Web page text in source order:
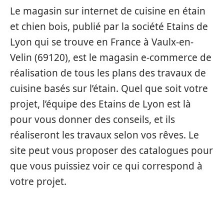
Le magasin sur internet de cuisine en étain
et chien bois, publié par la société Etains de
Lyon qui se trouve en France à Vaulx-en-
Velin (69120), est le magasin e-commerce de
réalisation de tous les plans des travaux de
cuisine basés sur l’étain. Quel que soit votre
projet, l’équipe des Etains de Lyon est là
pour vous donner des conseils, et ils
réaliseront les travaux selon vos rêves. Le
site peut vous proposer des catalogues pour
que vous puissiez voir ce qui correspond à
votre projet.